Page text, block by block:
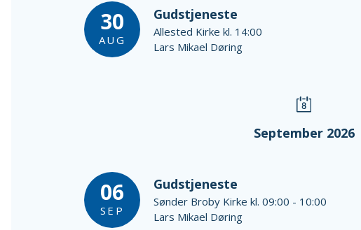
30
AUG
Gudstjeneste
Allested Kirke kl. 14:00
Lars Mikael Døring
September 2026
06
SEP
Gudstjeneste
Sønder Broby Kirke kl. 09:00 - 10:00
Lars Mikael Døring